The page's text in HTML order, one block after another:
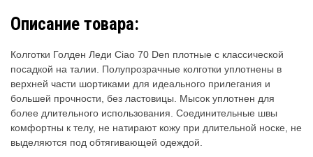
Описание товара:
Колготки Голден Леди Ciao 70 Den плотные с классической
посадкой на талии. Полупрозрачные колготки уплотнены в
верхней части шортиками для идеального прилегания и
большей прочности, без ластовицы. Мысок уплотнен для
более длительного использования. Соединительные швы
комфортны к телу, не натирают кожу при длительной носке, не
выделяются под обтягивающей одеждой.